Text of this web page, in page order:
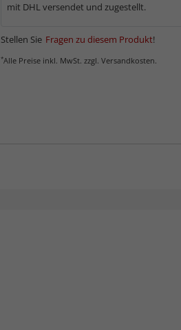
mit DHL versendet und zugestellt.
Stellen Sie Fragen zu diesem Produkt!
*Alle Preise inkl. MwSt. zzgl. Versandkosten.